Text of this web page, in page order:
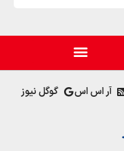
آر اس اس گوگل نیوز